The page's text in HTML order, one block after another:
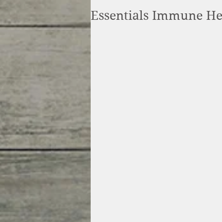
Essentials Immune